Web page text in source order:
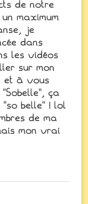
de notre
maximum
je
dans
les vidéos
sur mon
et à vous
ça
belle" ! lol
de ma
mon vrai